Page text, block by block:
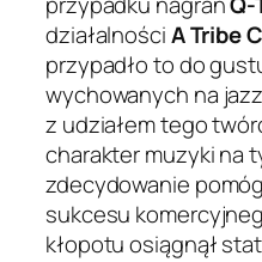
działalnościA Tribe
przypadło to do
wychowanych na
z udziałem tego
charakter muzyki na
zdecydowanie
sukcesu
kłopotu osiągnął